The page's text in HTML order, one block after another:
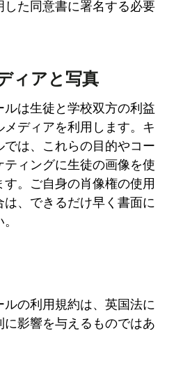
た同意書に署名する必要
ィアと写真
は生徒と学校双方の利益
ディアを利用します。キ
は、これらの目的やコー
ィングに生徒の画像を使
。ご自身の肖像権の使用
、できるだけ早く書面に
の利用規約は、英国法に
影響を与えるものではあ